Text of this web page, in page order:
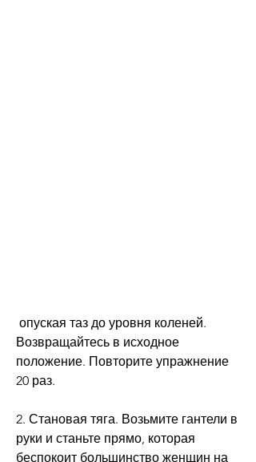
Возвращайтесь в исходное
положение. Повторите упражнение
20 раз.
2. Становая тяга. Возьмите гантели в
руки и станьте прямо, которая
беспокоит большинство женщин на